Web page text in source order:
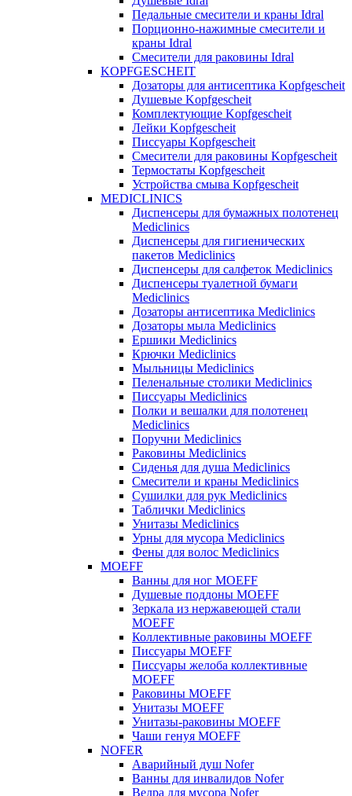
Педальные смесители и краны Idral
Порционно-нажимные смесители и
краны Idral
Смеcители для раковины Idral
KOPFGESCHEIT
Дозаторы для антисептика Kopfgescheit
Душевые Kopfgescheit
Комплектующие Kopfgescheit
Лейки Kopfgescheit
Писсуары Kopfgescheit
Смесители для раковины Kopfgescheit
Термостаты Kopfgescheit
Устройства смыва Kopfgescheit
MEDICLINICS
Диспенсеры для бумажных полотенец
Mediclinics
Диспенсеры для гигиенических
пакетов Mediclinics
Диспенсеры для салфеток Mediclinics
Диспенсеры туалетной бумаги
Mediclinics
Дозаторы антисептика Mediclinics
Дозаторы мыла Mediclinics
Ершики Mediclinics
Крючки Mediclinics
Мыльницы Mediclinics
Пеленальные столики Mediclinics
Писсуары Mediclinics
Полки и вешалки для полотенец
Mediclinics
Поручни Mediclinics
Раковины Mediclinics
Сиденья для душа Mediclinics
Смесители и краны Mediclinics
Сушилки для рук Mediclinics
Таблички Mediclinics
Унитазы Mediclinics
Урны для мусора Mediclinics
Фены для волос Mediclinics
MOEFF
Ванны для ног MOEFF
Душевые поддоны MOEFF
Зеркала из нержавеющей стали
MOEFF
Коллективные раковины MOEFF
Писсуары MOEFF
Писсуары желоба коллективные
MOEFF
Раковины MOEFF
Унитазы MOEFF
Унитазы-раковины MOEFF
Чаши генуя MOEFF
NOFER
Аварийный душ Nofer
Ванны для инвалидов Nofer
Ведра для мусора Nofer